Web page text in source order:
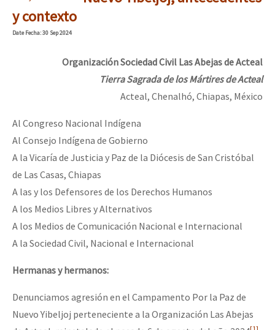
EZLN
AutonomÍa y Resistencia
Migración
Mujeres
Niñxs
MULTIMEDIA
Audio
Video
“Sonhando a Terra do Bem Virá” se publica no Estado Espanhol
Se o México sabe, que o mundo saiba! Nossas lutas pela
[25 abr – CDMX] Tokín por el CNI: 30 años de Resistencia y
y contexto
DateFecha: 30 Sep 2024
Organización Sociedad Civil Las Abejas de Acteal
Tierra Sagrada de los Mártires de Acteal
Acteal, Chenalhó, Chiapas, México
Al Congreso Nacional Indígena
Al Consejo Indígena de Gobierno
A la Vicaría de Justicia y Paz de la Diócesis de San Cristóbal
de Las Casas, Chiapas
A las y los Defensores de los Derechos Humanos
A los Medios Libres y Alternativos
A los Medios de Comunicación Nacional e Internacional
A la Sociedad Civil, Nacional e Internacional
Hermanas y hermanos:
Denunciamos agresión en el Campamento Por la Paz de
Nuevo Yibeljoj perteneciente a la Organización Las Abejas